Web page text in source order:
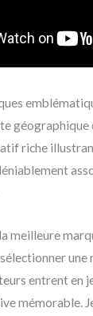
riche
meilleure
sélectionner
entrent en
mémorable.